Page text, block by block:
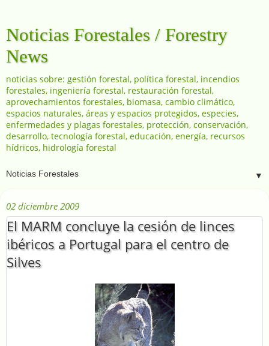
Noticias Forestales / Forestry
News
noticias sobre: gestión forestal, política forestal, incendios
forestales, ingeniería forestal, restauración forestal,
aprovechamientos forestales, biomasa, cambio climático,
espacios naturales, áreas y espacios protegidos, especies,
enfermedades y plagas forestales, protección, conservación,
desarrollo, tecnología forestal, educación, energía, recursos
hídricos, hidrología forestal
▼
02 diciembre 2009
El MARM concluye la cesión de linces
ibéricos a Portugal para el centro de
Silves